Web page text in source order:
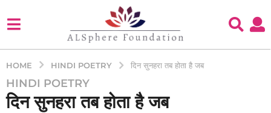
HOME HINDI POETRY दिन सुनहरा तब होता है जब
1
y
HINDI POETRY
दिन सुनहरा तब होता है जब